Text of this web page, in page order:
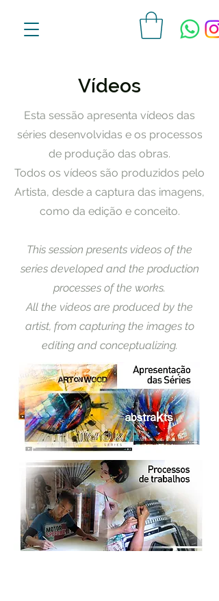
Vídeos
Esta sessão apresenta vídeos das
séries desenvolvidas e os processos
de produção das obras.
Todos os vídeos são produzidos pelo
Artista, desde a captura das imagens,
como da edição e conceito.
This session presents videos of the
series developed and the production
processes of the works.
All the videos are produced by the
artist, from capturing the images to
editing and conceptualizing.